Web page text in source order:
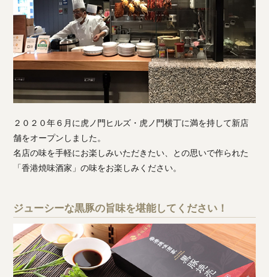
２０２０年６月に虎ノ門ヒルズ・虎ノ門横丁に満を持して新店
舗をオープンしました。
名店の味を手軽にお楽しみいただきたい、との思いで作られた
「香港焼味酒家」の味をお楽しみください。
ジューシーな黒豚の旨味を堪能してください！